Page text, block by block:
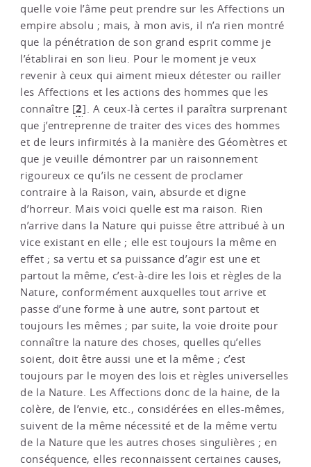
quelle voie l’âme peut prendre sur les Affections un
empire absolu ; mais, à mon avis, il n’a rien montré
que la pénétration de son grand esprit comme je
l’établirai en son lieu. Pour le moment je veux
revenir à ceux qui aiment mieux détester ou railler
les Affections et les actions des hommes que les
connaître [2]. A ceux-là certes il paraîtra surprenant
que j’entreprenne de traiter des vices des hommes
et de leurs infirmités à la manière des Géomètres et
que je veuille démontrer par un raisonnement
rigoureux ce qu’ils ne cessent de proclamer
contraire à la Raison, vain, absurde et digne
d’horreur. Mais voici quelle est ma raison. Rien
n’arrive dans la Nature qui puisse être attribué à un
vice existant en elle ; elle est toujours la même en
effet ; sa vertu et sa puissance d’agir est une et
partout la même, c’est-à-dire les lois et règles de la
Nature, conformément auxquelles tout arrive et
passe d’une forme à une autre, sont partout et
toujours les mêmes ; par suite, la voie droite pour
connaître la nature des choses, quelles qu’elles
soient, doit être aussi une et la même ; c’est
toujours par le moyen des lois et règles universelles
de la Nature. Les Affections donc de la haine, de la
colère, de l’envie, etc., considérées en elles-mêmes,
suivent de la même nécessité et de la même vertu
de la Nature que les autres choses singulières ; en
conséquence, elles reconnaissent certaines causes,